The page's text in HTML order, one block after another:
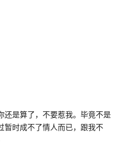
还是算了，不要惹我。毕竟不是
暂时成不了情人而已，跟我不